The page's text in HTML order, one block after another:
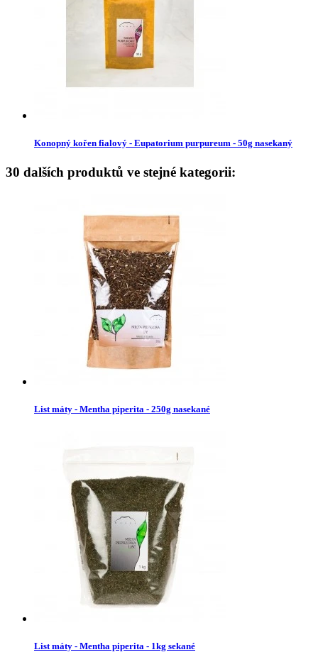
Konopný kořen fialový - Eupatorium purpureum - 50g nasekaný
30 dalších produktů ve stejné kategorii:
List máty - Mentha piperita - 250g nasekané
List máty - Mentha piperita - 1kg sekané